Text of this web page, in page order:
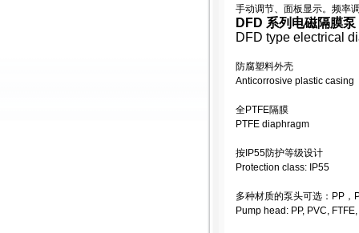
手动调节、面板显示。频率
DFD 系列电磁隔膜泵
DFD type electrical
防腐塑料外壳
Anticorrosive plastic casing
全PTFE隔膜
PTFE diaphragm
按IP55防护等级设计
Protection class: IP55
多种材质的泵头可选：PP，
Pump head: PP, PVC,